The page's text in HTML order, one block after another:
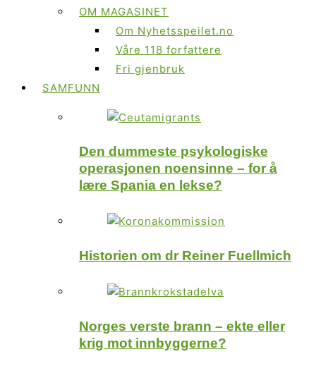
OM MAGASINET
Om Nyhetsspeilet.no
Våre 118 forfattere
Fri gjenbruk
SAMFUNN
Den dummeste psykologiske
operasjonen noensinne – for å
lære Spania en lekse?
Historien om dr Reiner Fuellmich
Norges verste brann – ekte eller
krig mot innbyggerne?